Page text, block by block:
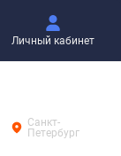
Личный кабинет
Санкт-
Петербург